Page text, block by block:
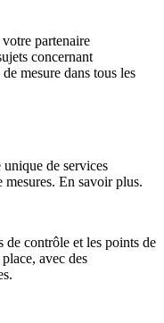
partenaire
concernant
mesure dans tous les
de services
mesures. En savoir plus.
de contrôle et les points de
avec des